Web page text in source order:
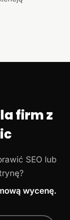
firm z
SEO lub
wycenę.